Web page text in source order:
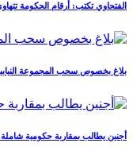
الفتحاوي تكتب: أرقام الحكومة
بلاغ بخصوص سحب المجموعة النيابية
أجنين يطالب بمقاربة حكومية